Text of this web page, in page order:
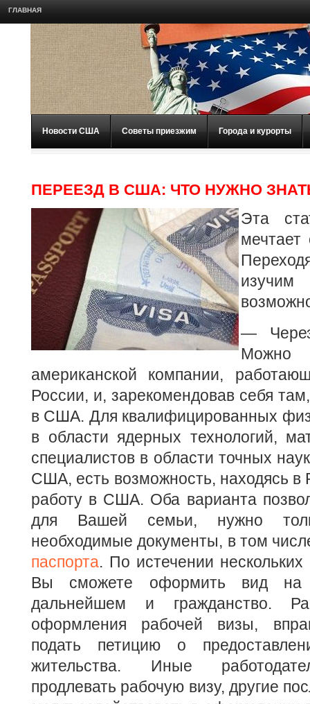
ГЛАВНАЯ
Новости США Советы приезжим Города и курорты
ПЕРЕЕЗД В США: ЧТО НУЖНО
Эта
— Через
Можно
американской компании,
России, и, зарекомендовав себя
в США. Для квалифицированных
в области ядерных технологий,
специалистов в области точных
США, есть возможность, находясь в
работу в США. Оба варианта
для Вашей семьи, нужно
необходимые документы, в том
паспорта. По истечении
Вы сможете оформить вид на
дальнейшем и гражданство.
оформления рабочей визы,
подать петицию о
жительства. Иные
продлевать рабочую визу, другие